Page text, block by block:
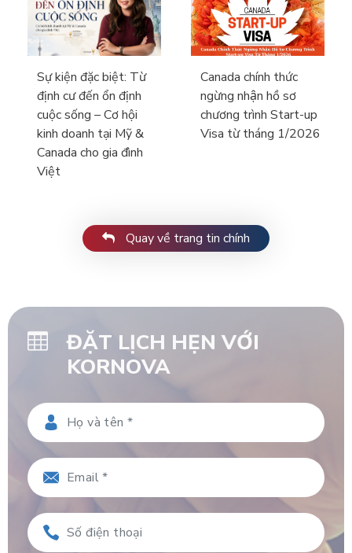
Sự kiện đặc biệt: Từ
định cư đến ổn định
cuộc sống – Cơ hội
kinh doanh tại Mỹ &
Canada cho gia đình
Việt
Canada chính thức
ngừng nhận hồ sơ
chương trình Start-up
Visa từ tháng 1/2026
Quay về trang tin chính
ĐẶT LỊCH HẸN VỚI
KORNOVA